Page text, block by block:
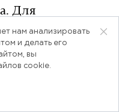
Для
— вариант
боюсь,
сферы —
нам анализировать
и делать его
вы
cookie.